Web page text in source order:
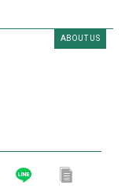
ABOUT US